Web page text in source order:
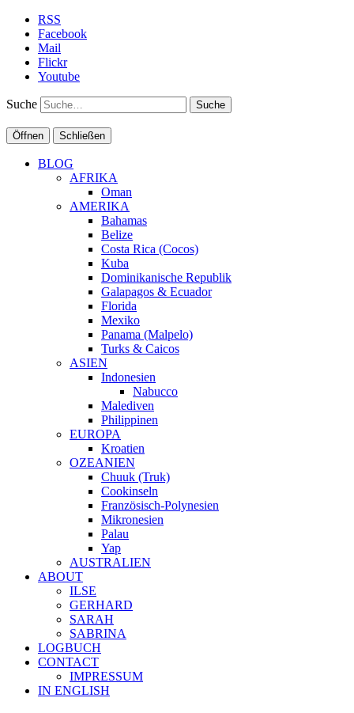
RSS
Facebook
Mail
Flickr
Youtube
Suche
Öffnen Schließen
BLOG
AFRIKA
Oman
AMERIKA
Bahamas
Belize
Costa Rica (Cocos)
Kuba
Dominikanische Republik
Galapagos & Ecuador
Florida
Mexiko
Panama (Malpelo)
Turks & Caicos
ASIEN
Indonesien
Nabucco
Malediven
Philippinen
EUROPA
Kroatien
OZEANIEN
Chuuk (Truk)
Cookinseln
Französisch-Polynesien
Mikronesien
Palau
Yap
AUSTRALIEN
ABOUT
ILSE
GERHARD
SARAH
SABRINA
LOGBUCH
CONTACT
IMPRESSUM
IN ENGLISH